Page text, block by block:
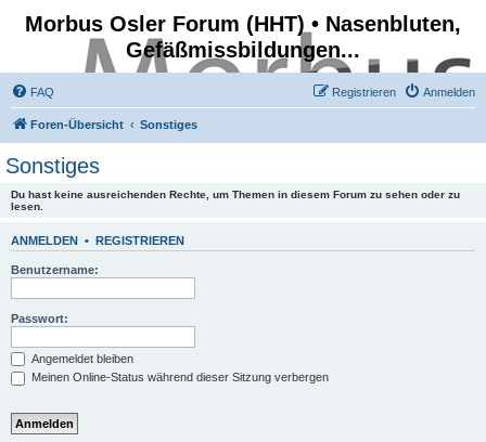
Morbus Osler Forum (HHT) • Nasenbluten,
Gefäßmissbildungen...
FAQ Anmelden
Registrieren
Foren-Übersicht Sonstiges
Sonstiges
Du hast keine ausreichenden Rechte, um Themen in diesem Forum zu sehen oder zu
lesen.
ANMELDEN • REGISTRIEREN
Benutzername:
Passwort:
Angemeldet bleiben
Meinen Online-Status während dieser Sitzung verbergen